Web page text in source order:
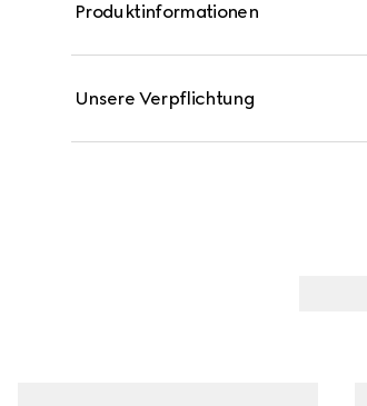
zweite Haut. Das neue Puder-Rouge von Gucci ist besonders vielseitig und pflegt Ihre Haut, damit
Produktinformationen
Unsere Verpflichtung